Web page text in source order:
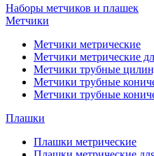
Наборы метчиков и плашек
Метчики
Метчики метрические
Метчики метрические
Метчики трубные
Метчики трубные
Метчики трубные
Плашки
Плашки метрические